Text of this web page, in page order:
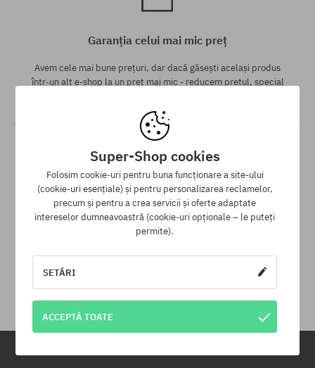
Garanția celui mai mic preț
Avem cele mai bune prețuri, dar dacă găsești același produs
într-un alt e-shop la un preț mai mic - reducem prețul, special
30 zile pentru returnarea mărfii
Super-Shop cookies
Folosim cookie-uri pentru buna funcționare a site-ului
(cookie-uri esențiale) și pentru personalizarea reclamelor,
precum și pentru a crea servicii și oferte adaptate
intereselor dumneavoastră (cookie-uri opționale – le puteți
permite).
SETĂRI
ACCEPTĂ TOATE